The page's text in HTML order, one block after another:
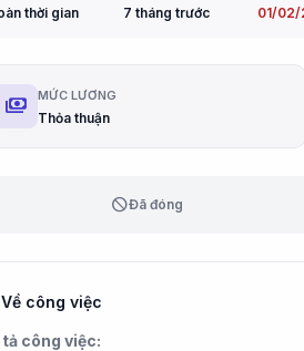
thời gian 7 tháng trước 01/
payments MỨC LƯƠNG
Thỏa thuận
blockĐã đóng
Về công việc
tả công việc: